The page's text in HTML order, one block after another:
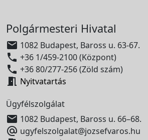
Polgármesteri Hivatal
 1082 Budapest, Baross u. 63-67.
 +36 1/459-2100 (Központ)
 +36 80/277-256 (Zöld szám)
 Nyitvatartás
Ügyfélszolgálat
 1082 Budapest, Baross u. 66–68.
 ugyfelszolgalat@jozsefvaros.hu